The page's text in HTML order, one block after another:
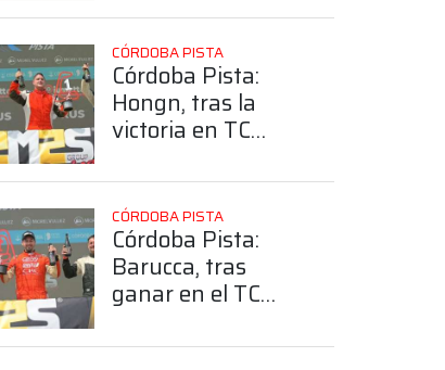
gusto correr
carreras así”
CÓRDOBA PISTA
Córdoba Pista:
Hongn, tras la
victoria en TC
“Antes de fin de
año teníamos que
ganar y se nos dio”
CÓRDOBA PISTA
Córdoba Pista:
Barucca, tras
ganar en el TC
campeonato es el